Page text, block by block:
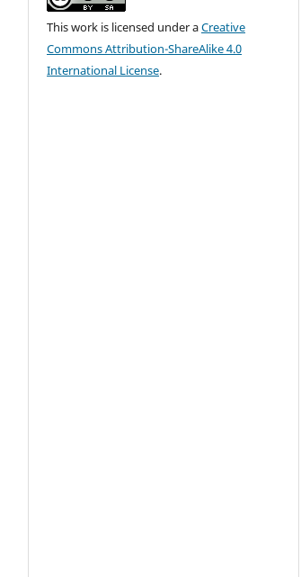
This work is licensed under aCreative
Commons Attribution-ShareAlike 4.0
International License.